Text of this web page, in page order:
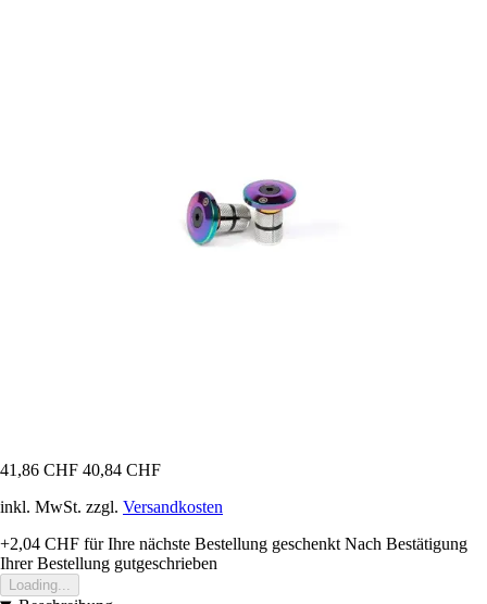
41,86 CHF 40,84 CHF
inkl. MwSt. zzgl. Versandkosten
+2,04 CHF für Ihre nächste Bestellung geschenkt Nach Bestätigung
Ihrer Bestellung gutgeschrieben
Loading...